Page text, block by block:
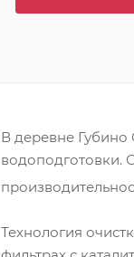
В деревне
водоподготовки.
Технология